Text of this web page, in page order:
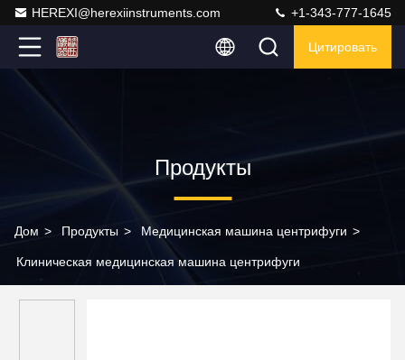
HEREXI@herexiinstruments.com +1-343-777-1645
Цитировать
Продукты
Дом > Продукты > Медицинская машина центрифуги >
Клиническая медицинская машина центрифуги